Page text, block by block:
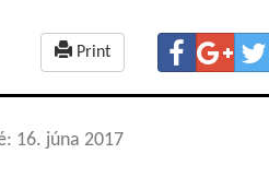
Print
16. júna 2017